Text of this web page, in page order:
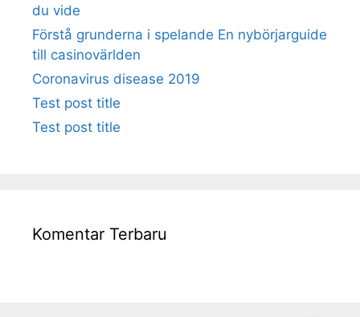
du vide
Förstå grunderna i spelande En nybörjarguide
till casinovärlden
Coronavirus disease 2019
Test post title
Test post title
Komentar Terbaru